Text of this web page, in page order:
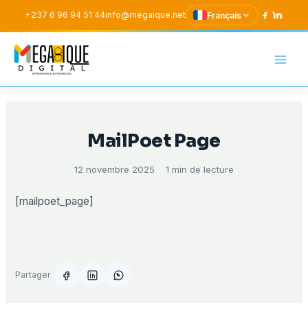
+237 6 96 94 51 44info@megaique.net Français
Mega-Ique Digital
MailPoet Page
12 novembre 2025 1 min de lecture
[mailpoet_page]
Partager